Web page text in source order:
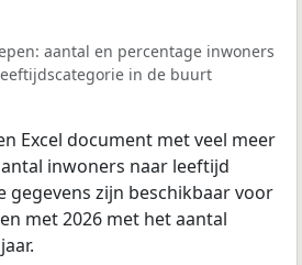
aantal en percentage inwoners
in de buurt
Excel document met veel meer
inwoners naar leeftijd
gegevens zijn beschikbaar voor
met 2026 met het aantal